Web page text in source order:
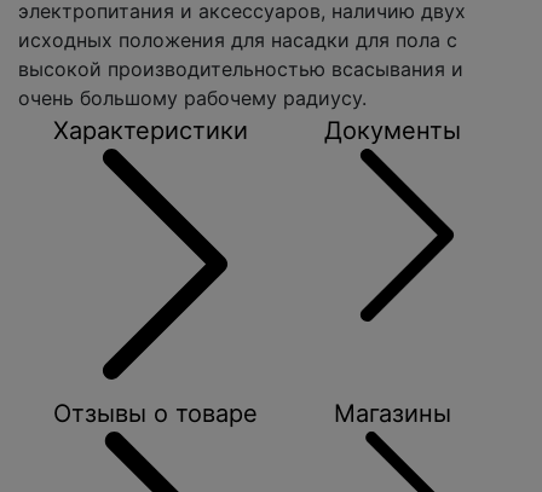
электропитания и аксессуаров, наличию двух
исходных положения для насадки для пола с
высокой производительностью всасывания и
очень большому рабочему радиусу.
Характеристики Документы
Отзывы о товаре Магазины